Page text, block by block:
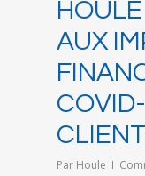
AUX
Par Houle